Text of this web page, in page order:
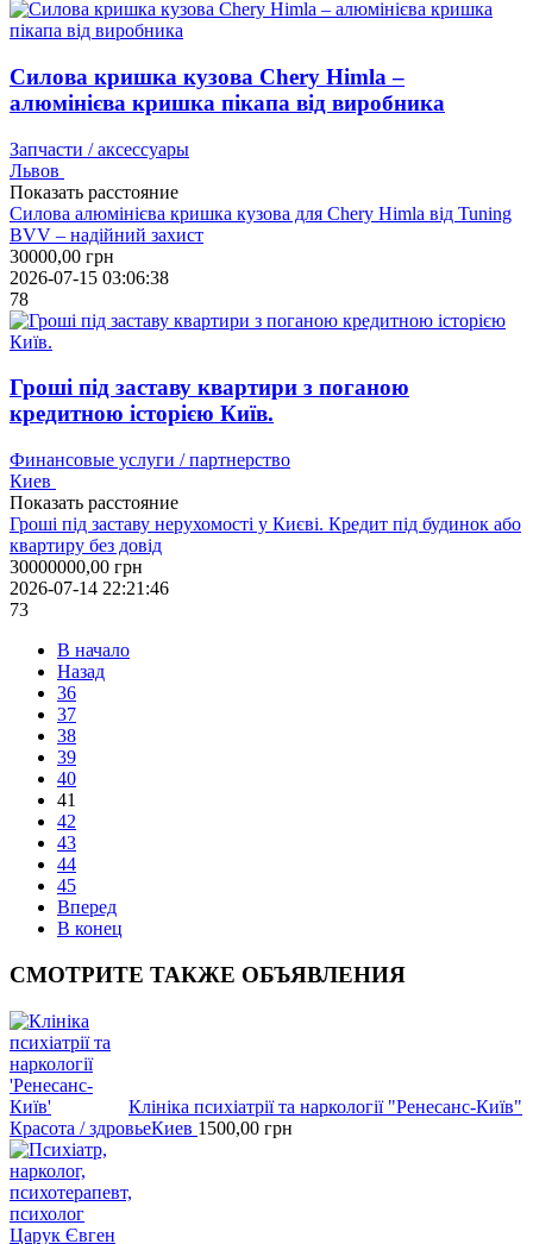
Силова кришка кузова Chery Himla –
алюмінієва кришка пікапа від виробника
Запчасти / аксессуары
Львов
Показать расстояние
Силова алюмінієва кришка кузова для Chery Himla від Tuning
BVV – надійний захист
30000,00 грн
2026-07-15 03:06:38
78
Гроші під заставу квартири з поганою
кредитною історією Київ.
Финансовые услуги / партнерство
Киев
Показать расстояние
Гроші під заставу нерухомості у Києві. Кредит під будинок або
квартиру без довід
30000000,00 грн
2026-07-14 22:21:46
73
В начало
Назад
36
37
38
39
40
41
42
43
44
45
Вперед
В конец
СМОТРИТЕ ТАКЖЕ ОБЪЯВЛЕНИЯ
Клініка психіатрії та наркології "Ренесанс-Київ"
Красота / здровьеКиев 1500,00 грн